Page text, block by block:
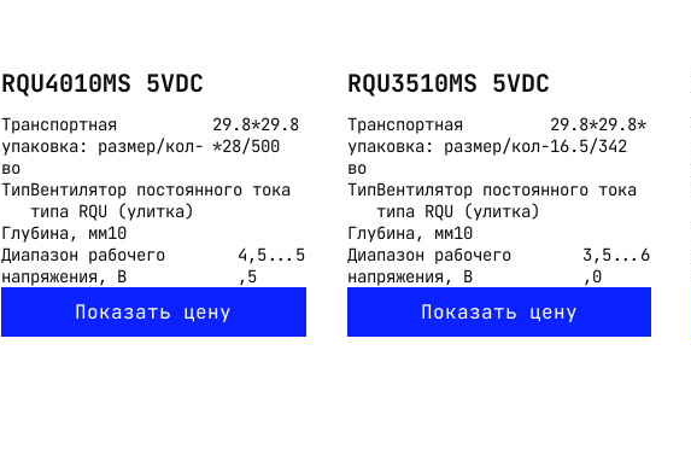
RQU4010MS 5VDC
Транспортная
упаковка: размер/кол-
во
29.8*29.8
*28/500
ТипВентилятор постоянного тока
типа RQU (улитка)
Глубина, мм10
Диапазон рабочего
напряжения, В
4,5...5
,5
Показать цену
RQU3510MS 5VDC
Транспортная
упаковка: размер/кол-
во
29.8*29.8*
16.5/342
ТипВентилятор постоянного тока
типа RQU (улитка)
Глубина, мм10
Диапазон рабочего
напряжения, В
3,5...6
,0
Показать цену